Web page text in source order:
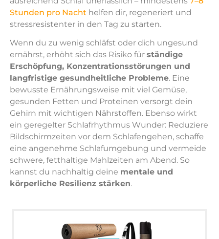
Stunden pro Nacht helfen dir, regeneriert und
stressresistenter in den Tag zu starten.
Wenn du zu wenig schläfst oder dich ungesund
ernährst, erhöht sich das Risiko für ständige
Erschöpfung, Konzentrationsstörungen und
langfristige gesundheitliche Probleme. Eine
bewusste Ernährungsweise mit viel Gemüse,
gesunden Fetten und Proteinen versorgt dein
Gehirn mit wichtigen Nährstoffen. Ebenso wirkt
ein geregelter Schlafrhythmus Wunder: Reduziere
Bildschirmzeiten vor dem Schlafengehen, schaffe
eine angenehme Schlafumgebung und vermeide
schwere, fetthaltige Mahlzeiten am Abend. So
kannst du nachhaltig deine mentale und
körperliche Resilienz stärken.